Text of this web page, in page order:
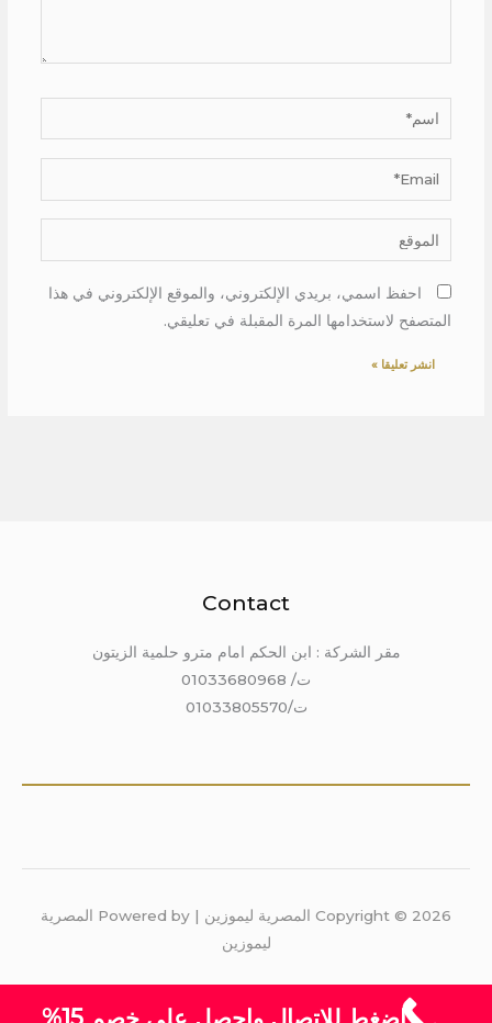
اسم*
Email*
الموقع
احفظ اسمي، بريدي الإلكتروني، والموقع الإلكتروني في هذا
المتصفح لاستخدامها المرة المقبلة في تعليقي.
Contact
مقر الشركة : ابن الحكم امام مترو حلمية الزيتون
ت/ 01033680968
ت/01033805570
Copyright © 2026 المصرية ليموزين | Powered by المصرية
ليموزين
اضغط للاتصال واحصل على خصم 15%